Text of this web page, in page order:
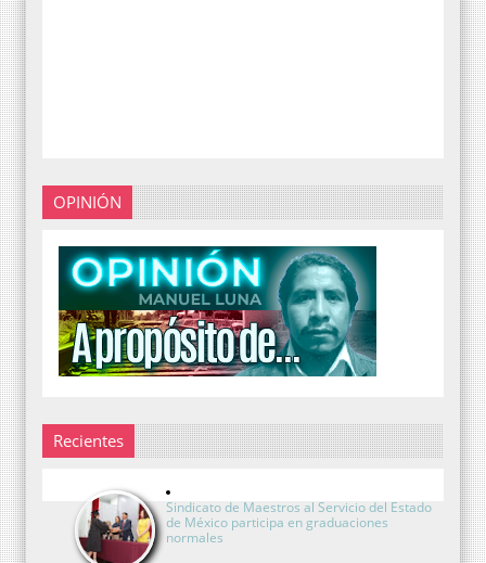
OPINIÓN
Recientes
Sindicato de Maestros al Servicio del Estado
de México participa en graduaciones
normales